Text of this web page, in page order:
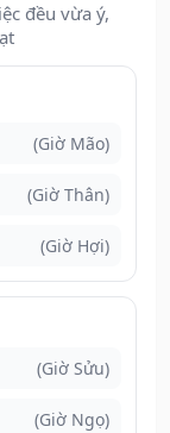
đều vừa ý,
(Giờ Mão)
(Giờ Thân)
(Giờ Hợi)
(Giờ Sửu)
(Giờ Ngọ)